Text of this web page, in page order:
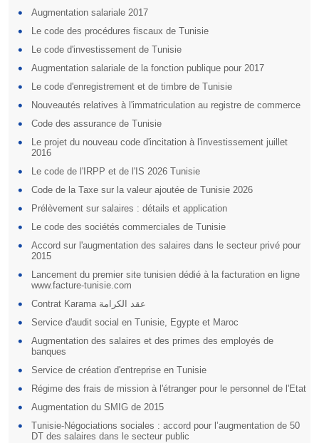
Augmentation salariale 2017
Le code des procédures fiscaux de Tunisie
Le code d'investissement de Tunisie
Augmentation salariale de la fonction publique pour 2017
Le code d'enregistrement et de timbre de Tunisie
Nouveautés relatives à l'immatriculation au registre de commerce
Code des assurance de Tunisie
Le projet du nouveau code d'incitation à l'investissement juillet
2016
Le code de l'IRPP et de l'IS 2026 Tunisie
Code de la Taxe sur la valeur ajoutée de Tunisie 2026
Prélèvement sur salaires : détails et application
Le code des sociétés commerciales de Tunisie
Accord sur l'augmentation des salaires dans le secteur privé pour
2015
Lancement du premier site tunisien dédié à la facturation en ligne
www.facture-tunisie.com
Contrat Karama عقد الكرامة
Service d'audit social en Tunisie, Egypte et Maroc
Augmentation des salaires et des primes des employés de
banques
Service de création d'entreprise en Tunisie
Régime des frais de mission à l'étranger pour le personnel de l'Etat
Augmentation du SMIG de 2015
Tunisie-Négociations sociales : accord pour l’augmentation de 50
DT des salaires dans le secteur public